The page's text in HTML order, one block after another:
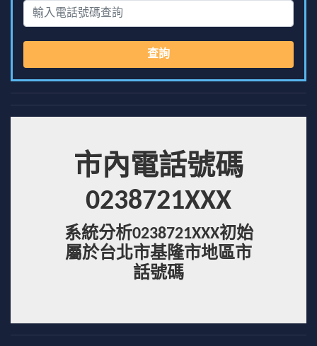
查詢
市內電話號碼
0238721XXX
系統分析0238721XXX初始
屬於台北市基隆市地區市
話號碼